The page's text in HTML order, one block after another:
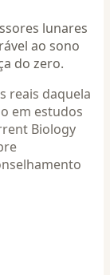
lunares
ao sono
do zero.
reais daquela
em estudos
Biology